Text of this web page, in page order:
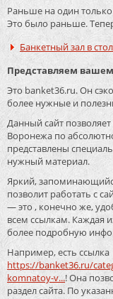
Раньше на один
Это было раньше.
Банкетный зал в
Представляем
Это banket36.ru. Он
более нужные и
Данный сайт
Воронежа по
представлены
нужный материал.
Яркий,
позволит работать с
— это , конечно же,
всем ссылкам. Каждая
более подробную
Например, есть ссылка
https://banket36.ru/
komnatoy-v...! Она
раздел сайта. По